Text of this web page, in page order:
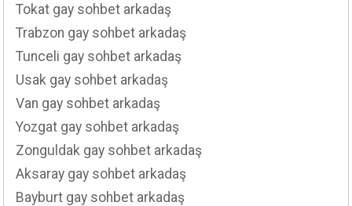
Tokat gay sohbet arkadaş
Trabzon gay sohbet arkadaş
Tunceli gay sohbet arkadaş
Usak gay sohbet arkadaş
Van gay sohbet arkadaş
Yozgat gay sohbet arkadaş
Zonguldak gay sohbet arkadaş
Aksaray gay sohbet arkadaş
Bayburt gay sohbet arkadaş